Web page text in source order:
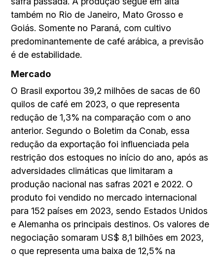
também no Rio de Janeiro, Mato Grosso e
Goiás. Somente no Paraná, com cultivo
predominantemente de café arábica, a previsão
é de estabilidade.
Mercado
O Brasil exportou 39,2 milhões de sacas de 60
quilos de café em 2023, o que representa
redução de 1,3% na comparação com o ano
anterior. Segundo o Boletim da Conab, essa
redução da exportação foi influenciada pela
restrição dos estoques no início do ano, após as
adversidades climáticas que limitaram a
produção nacional nas safras 2021 e 2022. O
produto foi vendido no mercado internacional
para 152 países em 2023, sendo Estados Unidos
e Alemanha os principais destinos. Os valores de
negociação somaram US$ 8,1 bilhões em 2023,
o que representa uma baixa de 12,5% na